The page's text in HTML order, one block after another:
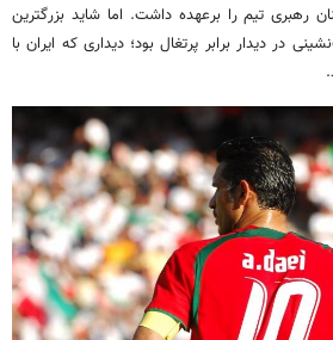
رهبری تیم را برعهده داشت. اما شاید بزرگترین
در دیدار برابر پرتغال بود؛ دیداری که ایران با